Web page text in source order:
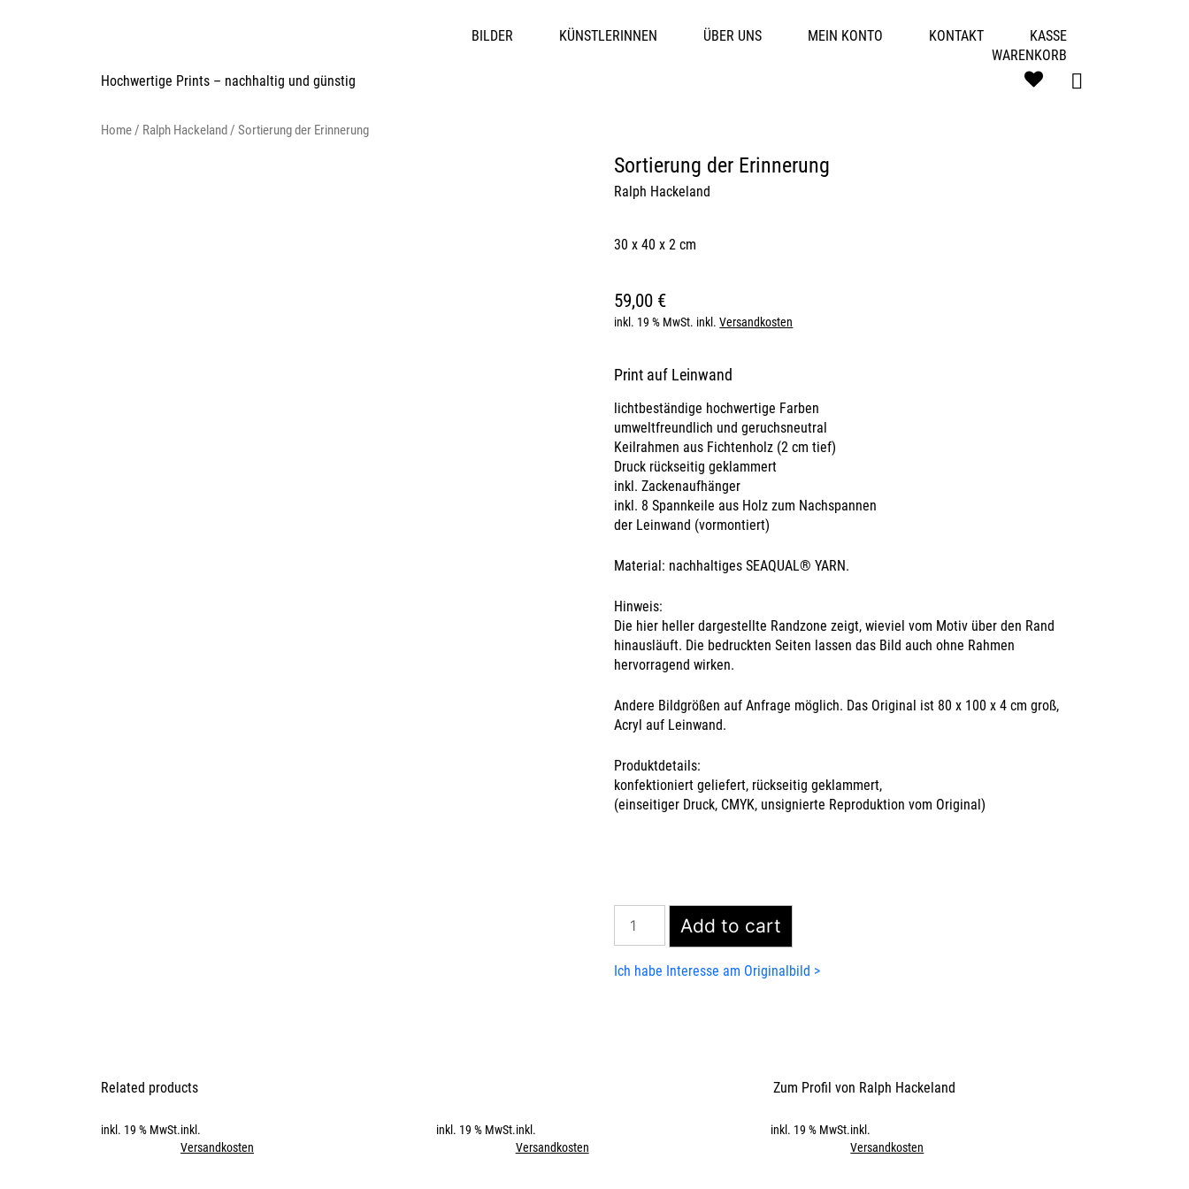
Hochwertige Prints – nachhaltig und günstig
BILDER KÜNSTLERINNEN ÜBER UNS MEIN KONTO KONTAKT
KASSE
WARENKORB
Home/ Ralph Hackeland/ Sortierung der Erinnerung
Sortierung der Erinnerung
Ralph Hackeland
30 x 40 x 2 cm
59,00 €
inkl. 19 % MwSt. inkl.Versandkosten
Print auf Leinwand
lichtbeständige hochwertige Farben
umweltfreundlich und geruchsneutral
Keilrahmen aus Fichtenholz (2 cm tief)
Druck rückseitig geklammert
inkl. Zackenaufhänger
inkl. 8 Spannkeile aus Holz zum Nachspannen
der Leinwand (vormontiert)
Material: nachhaltiges SEAQUAL® YARN.
Hinweis:
Die hier heller dargestellte Randzone zeigt, wieviel vom Motiv über den Rand
hinausläuft. Die bedruckten Seiten lassen das Bild auch ohne Rahmen
hervorragend wirken.
Andere Bildgrößen auf Anfrage möglich. Das Original ist 80 x 100 x 4 cm groß,
Acryl auf Leinwand.
Produktdetails:
konfektioniert geliefert, rückseitig geklammert,
(einseitiger Druck, CMYK, unsignierte Reproduktion vom Original)
Erinnerung
quantity
Add to cart
Ich habe Interesse am Originalbild >
Related products Zum Profil von Ralph Hackeland
inkl. 19 % MwSt.inkl.
Versandkosten
inkl. 19 % MwSt.inkl.
Versandkosten
inkl. 19 % MwSt.inkl.
Versandkosten